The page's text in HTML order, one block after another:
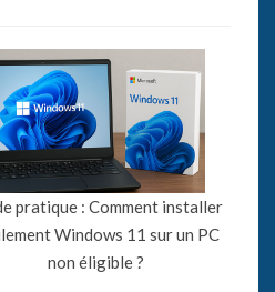
pratique : Comment installer
Windows 11 sur un PC
non éligible ?